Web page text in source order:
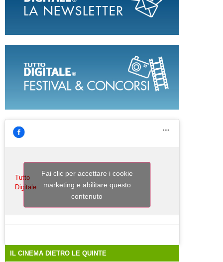
Tutto
Digitale
Fai clic per accettare i cookie
marketing e abilitare questo
contenuto
IL CINEMA DIETRO LE QUINTE